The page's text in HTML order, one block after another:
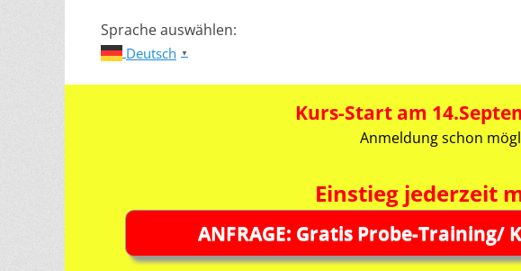
Sprache auswählen:
Deutsch ▼
Kurs-Start am
Anmeldung schon
Einstieg jederzeit
ANFRAGE: Gratis Probe-Training/